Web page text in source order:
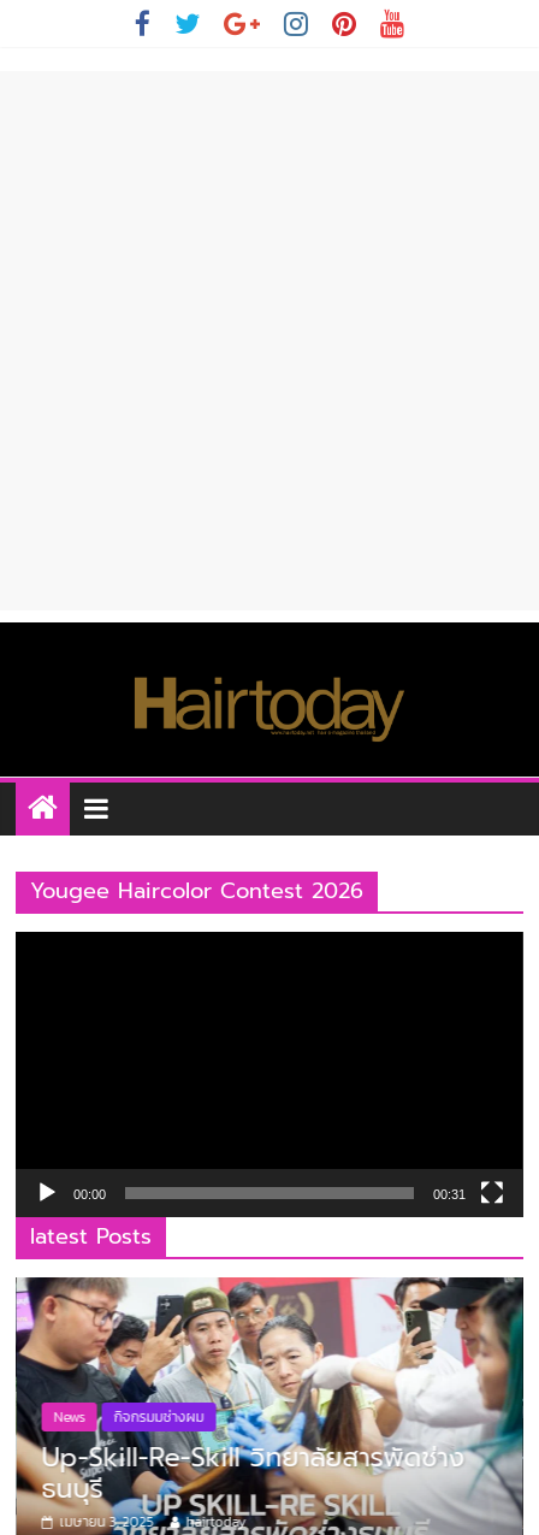
Yougee Haircolor Contest 2026
00:00 00:31
latest Posts
News กิจกรมมช่างผม
Up-Skill-Re-Skill วิทยาลัยสารพัดช่าง
ธนบุรี
เมษายน 3, 2025 hairtoday